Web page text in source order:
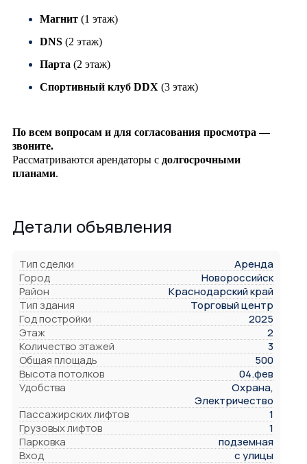
Магнит (1 этаж)
DNS (2 этаж)
Парта (2 этаж)
Спортивный клуб DDX (3 этаж)
По всем вопросам и для согласования просмотра —
звоните.
Рассматриваются арендаторы с долгосрочными
планами.
Детали объявления
Тип сделки
Аренда
Город
Новороссийск
Район
Краснодарский край
Тип здания
Торговый центр
Год постройки
2025
Этаж
2
Количество этажей
3
Общая площадь
500
Высота потолков
04.фев
Удобства
Охрана,
Электричество
Пассажирских лифтов
1
Грузовых лифтов
1
Парковка
подземная
Вход
с улицы